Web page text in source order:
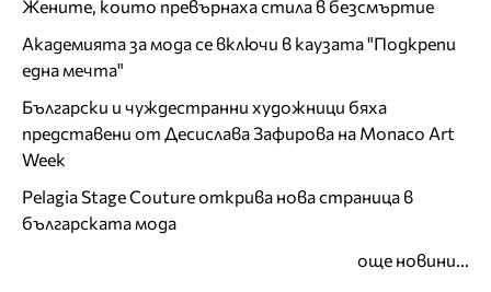
Жените, които превърнаха стила в безсмъртие
Академията за мода се включи в каузата "Подкрепи
една мечта"
Български и чуждестранни художници бяха
представени от Десислава Зафирова на Monaco Art
Week
Pelagia Stage Couture открива нова страница в
българската мода
още новини...